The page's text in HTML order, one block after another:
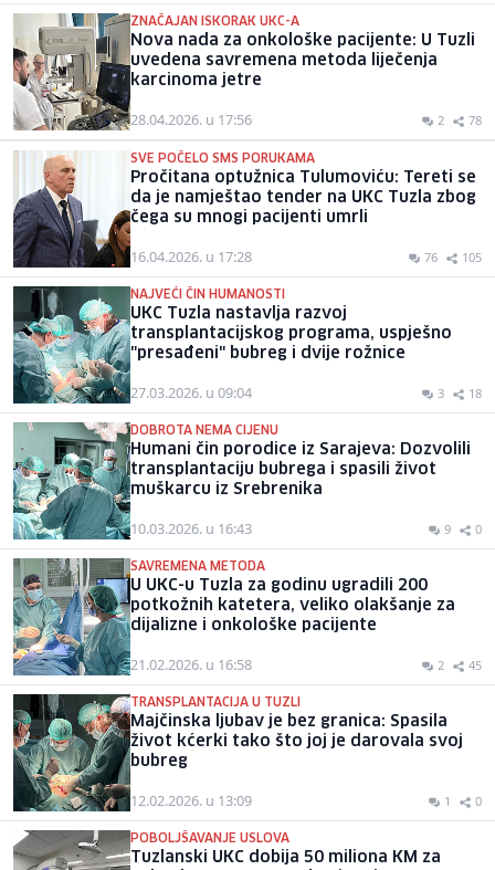
ZNAČAJAN ISKORAK UKC-A
Nova nada za onkološke pacijente: U Tuzli
uvedena savremena metoda liječenja
karcinoma jetre
28.04.2026. u 17:56 2 78
SVE POČELO SMS PORUKAMA
Pročitana optužnica Tulumoviću: Tereti se
da je namještao tender na UKC Tuzla zbog
čega su mnogi pacijenti umrli
16.04.2026. u 17:28 76 105
NAJVEĆI ČIN HUMANOSTI
UKC Tuzla nastavlja razvoj
transplantacijskog programa, uspješno
"presađeni" bubreg i dvije rožnice
27.03.2026. u 09:04 3 18
DOBROTA NEMA CIJENU
Humani čin porodice iz Sarajeva: Dozvolili
transplantaciju bubrega i spasili život
muškarcu iz Srebrenika
10.03.2026. u 16:43 9 0
SAVREMENA METODA
U UKC-u Tuzla za godinu ugradili 200
potkožnih katetera, veliko olakšanje za
dijalizne i onkološke pacijente
21.02.2026. u 16:58 2 45
TRANSPLANTACIJA U TUZLI
Majčinska ljubav je bez granica: Spasila
život kćerki tako što joj je darovala svoj
bubreg
12.02.2026. u 13:09 1 0
POBOLJŠAVANJE USLOVA
Tuzlanski UKC dobija 50 miliona KM za